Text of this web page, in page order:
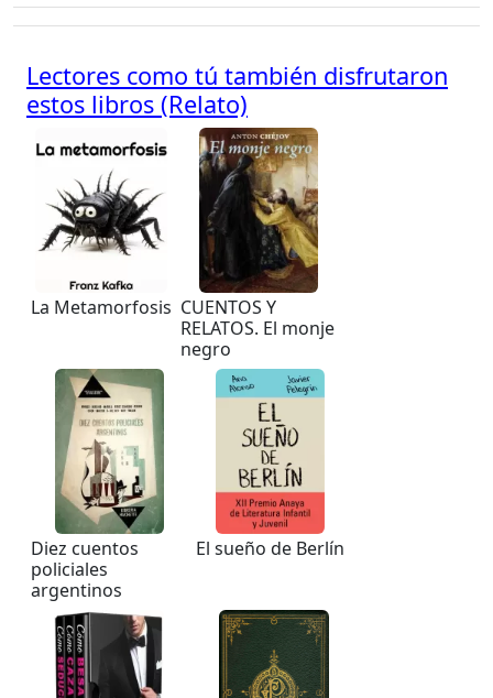
Lectores como tú también disfrutaron
estos libros (Relato)
La Metamorfosis CUENTOS Y
RELATOS. El monje
negro
Diez cuentos
policiales
argentinos
El sueño de Berlín